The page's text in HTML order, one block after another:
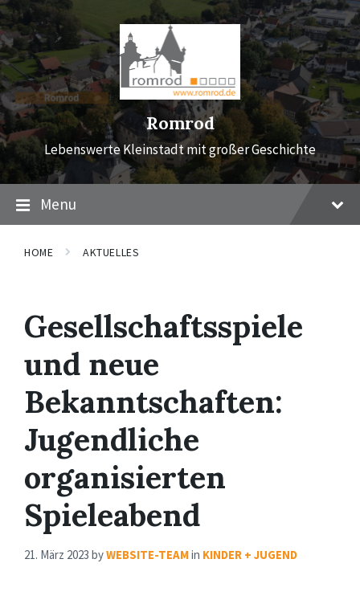
Skip
to
content
Skip
to
main
navigation
Skip
to
footer
Romrod
Lebenswerte Kleinstadt mit großer Geschichte
Menu
HOME AKTUELLES
Gesellschaftsspiele
und neue
Bekanntschaften:
Jugendliche
organisierten
Spieleabend
21. März 2023 byWEBSITE-TEAMin KINDER + JUGEND